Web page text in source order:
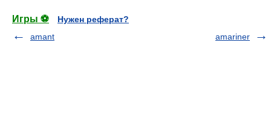
Игры ⚽
Нужен реферат?
amant
amariner